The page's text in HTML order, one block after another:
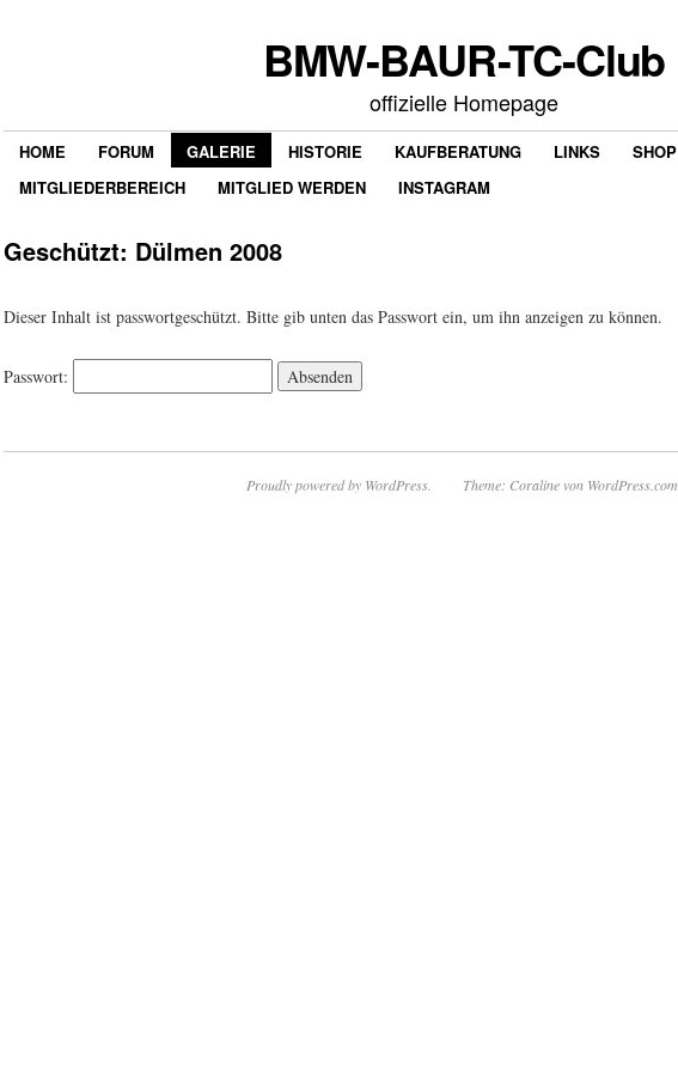
BMW-BAUR-TC-Club
offizielle Homepage
HOME FORUM GALERIE HISTORIE KAUFBERATUNG LINKS SHOP
MITGLIEDERBEREICH
MITGLIED WERDEN INSTAGRAM
Geschützt: Dülmen 2008
Dieser Inhalt ist passwortgeschützt. Bitte gib unten das Passwort ein, um ihn anzeigen zu können.
Passwort:
Proudly powered by WordPress. Theme: Coraline von WordPress.com